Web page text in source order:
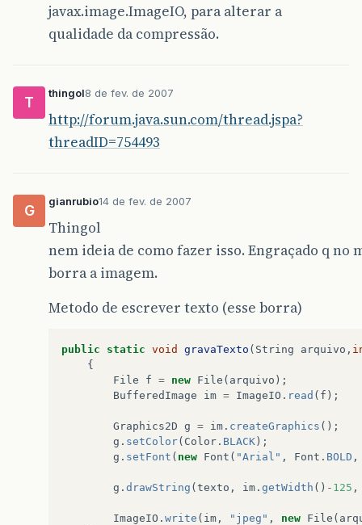
javax.image.ImageIO, para alterar a
qualidade da compressão.
T
thingol8 de fev. de 2007
http://forum.java.sun.com/thread.jspa?
threadID=754493
G
gianrubio14 de fev. de 2007
Thingol
nem ideia de como fazer isso. Engraçado q no
borra a imagem.
Metodo de escrever texto (esse borra)
public static void gravaTexto ( String arquivo ,
{
File
f = new File ( arquivo );
BufferedImage
im = ImageIO . read ( f );
Graphics2D g = im . createGraphics ();
g . setColor( Color . BLACK);
g . setFont ( new Font ( "Arial" , Font . BOLD ,
g . drawString (texto , im . getWidth () - 125 ,
ImageIO . write ( im , "jpeg" , new File (